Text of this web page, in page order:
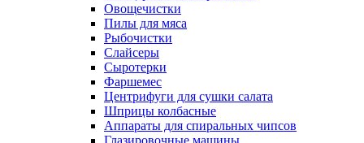
Овощечистки
Пилы для мяса
Рыбочистки
Слайсеры
Сыротерки
Фаршемес
Центрифуги для сушки салата
Шприцы колбасные
Аппараты для спиральных чипсов
Глазировочные машины